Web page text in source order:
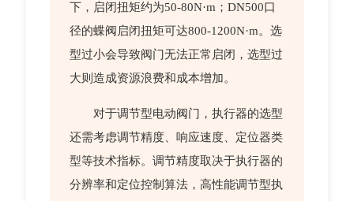
下，启闭扭矩约为50-80N·m；DN500口
径的蝶阀启闭扭矩可达800-1200N·m。选
型过小会导致阀门无法正常启闭，选型过
大则造成资源浪费和成本增加。
对于调节型电动阀门，执行器的选型
还需考虑调节精度、响应速度、定位器类
型等技术指标。调节精度取决于执行器的
分辨率和定位控制算法，高性能调节型执